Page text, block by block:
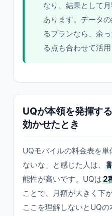
なり、結果として
あります。データ
るプランなら、余
る点も合わせて活用
UQが本領を発揮す
効かせたとき
UQモバイルの料金表を単
ないな」と感じた人は、
能性が高いです。UQは2
ことで、月額が大きく下
ここを理解しないとUQ